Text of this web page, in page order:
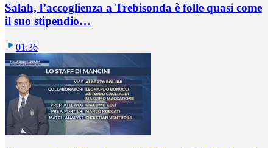
Salah, l’accoglienza a Trebisonda è folle quasi come
il suo stipendio…
01:36